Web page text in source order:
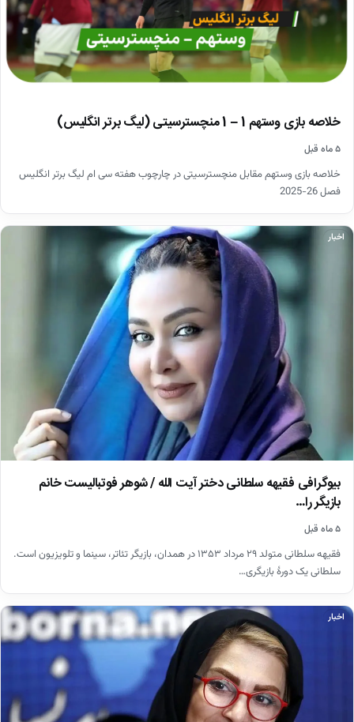
خلاصه بازی وستهم 1 – 1 منچسترسیتی (لیگ برتر انگلیس)
۵ ماه قبل
خلاصه بازی وستهم مقابل منچسترسیتی در چارچوب هفته سی ام لیگ برتر انگلیس
فصل 26-2025
اخبار
بیوگرافی فقیهه سلطانی دختر آیت الله / شوهر فوتبالیست خانم
بازیگر را…
۵ ماه قبل
فقیهه سلطانی متولد ۲۹ مرداد ۱۳۵۳ در همدان، بازیگر تئاتر، سینما و تلویزیون است.
سلطانی یک دورهٔ بازیگری…
اخبار